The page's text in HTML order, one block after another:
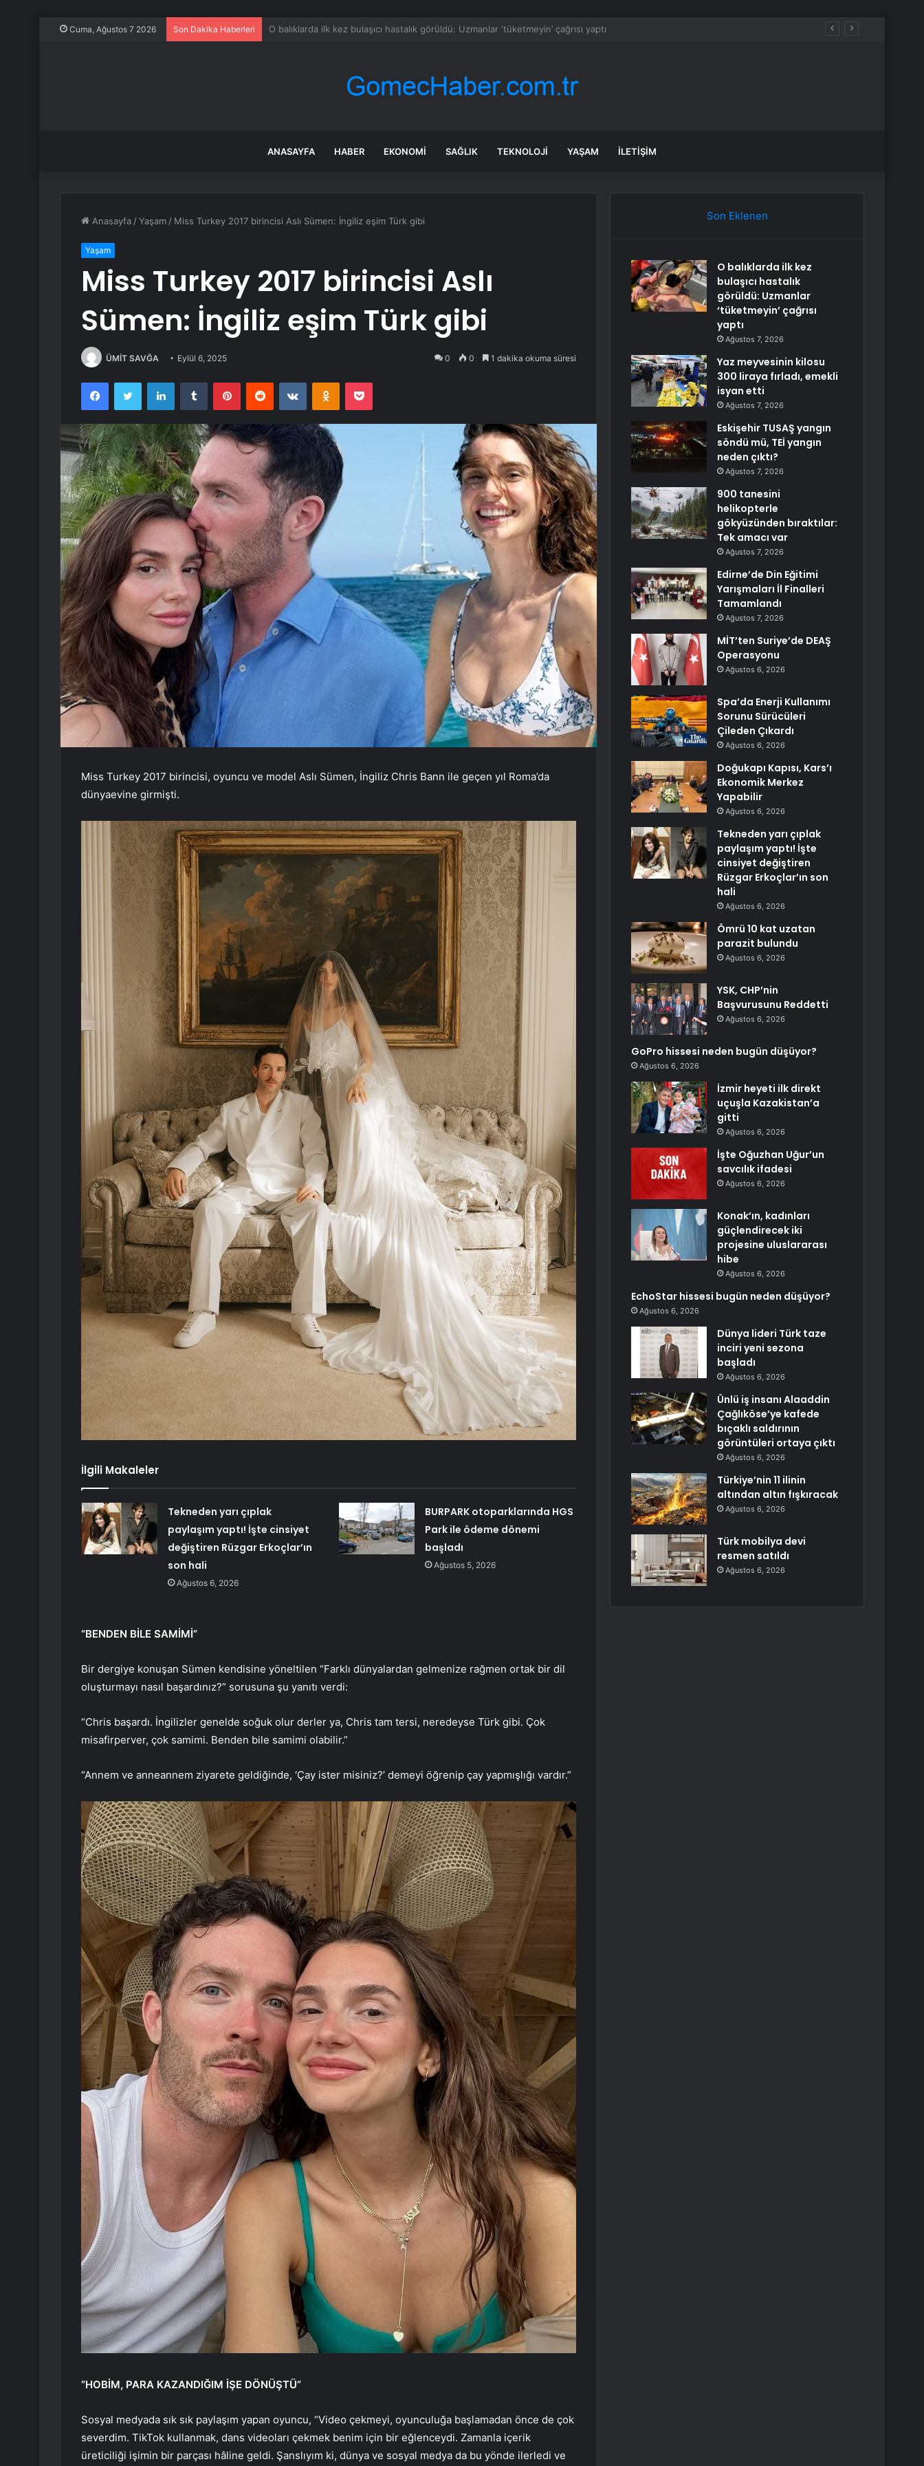
Cuma, Ağustos 7 2026 Son Dakika Haberleri Yaz meyvesinin kilosu 300 liraya fırladı, emekli isyan etti
ANASAYFA HABER EKONOMI SAĞLIK TEKNOLOJI YAŞAM İLETIŞIM
Anasayfa /Yaşam / Miss Turkey 2017 birincisi Aslı Sümen: İngiliz eşim Türk gibi
Yaşam
Miss Turkey 2017 birincisi Aslı
Sümen: İngiliz eşim Türk gibi
ÜMİT SAVĞA Eylül 6, 2025 0 0 1 dakika okuma süresi
FacebookTwitter LinkedInTumblr PinterestReddit VKontakteOdnoklassniki
Pocket
Miss Turkey 2017 birincisi, oyuncu ve model Aslı Sümen, İngiliz Chris Bann ile geçen yıl Roma’da
dünyaevine girmişti.
İlgili Makaleler
Tekneden yarı çıplak
paylaşım yaptı! İşte cinsiyet
değiştiren Rüzgar Erkoçlar’ın
son hali
Ağustos 6, 2026
BURPARK otoparklarında HGS
Park ile ödeme dönemi
başladı
Ağustos 5, 2026
“BENDEN BİLE SAMİMİ”
Bir dergiye konuşan Sümen kendisine yöneltilen “Farklı dünyalardan gelmenize rağmen ortak bir dil
oluşturmayı nasıl başardınız?” sorusuna şu yanıtı verdi:
“Chris başardı. İngilizler genelde soğuk olur derler ya, Chris tam tersi, neredeyse Türk gibi. Çok
misafirperver, çok samimi. Benden bile samimi olabilir.”
“Annem ve anneannem ziyarete geldiğinde, ‘Çay ister misiniz?’ demeyi öğrenip çay yapmışlığı vardır.”
“HOBİM, PARA KAZANDIĞIM İŞE DÖNÜŞTÜ”
Sosyal medyada sık sık paylaşım yapan oyuncu, “Video çekmeyi, oyunculuğa başlamadan önce de çok
severdim. TikTok kullanmak, dans videoları çekmek benim için bir eğlenceydi. Zamanla içerik
üreticiliği işimin bir parçası hâline geldi. Şanslıyım ki, dünya ve sosyal medya da bu yönde ilerledi ve
Son Eklenen
O balıklarda ilk kez
bulaşıcı hastalık
görüldü: Uzmanlar
‘tüketmeyin’ çağrısı
yaptı
Ağustos 7, 2026
Yaz meyvesinin kilosu
300 liraya fırladı, emekli
isyan etti
Ağustos 7, 2026
Eskişehir TUSAŞ yangın
söndü mü, TEİ yangın
neden çıktı?
Ağustos 7, 2026
900 tanesini
helikopterle
gökyüzünden bıraktılar:
Tek amacı var
Ağustos 7, 2026
Edirne’de Din Eğitimi
Yarışmaları İl Finalleri
Tamamlandı
Ağustos 7, 2026
MİT’ten Suriye’de DEAŞ
Operasyonu
Ağustos 6, 2026
Spa’da Enerji Kullanımı
Sorunu Sürücüleri
Çileden Çıkardı
Ağustos 6, 2026
Doğukapı Kapısı, Kars’ı
Ekonomik Merkez
Yapabilir
Ağustos 6, 2026
Tekneden yarı çıplak
paylaşım yaptı! İşte
cinsiyet değiştiren
Rüzgar Erkoçlar’ın son
hali
Ağustos 6, 2026
Ömrü 10 kat uzatan
parazit bulundu
Ağustos 6, 2026
YSK, CHP’nin
Başvurusunu Reddetti
Ağustos 6, 2026
GoPro hissesi neden bugün düşüyor?
Ağustos 6, 2026
İzmir heyeti ilk direkt
uçuşla Kazakistan’a
gitti
Ağustos 6, 2026
İşte Oğuzhan Uğur’un
savcılık ifadesi
Ağustos 6, 2026
Konak’ın, kadınları
güçlendirecek iki
projesine uluslararası
hibe
Ağustos 6, 2026
EchoStar hissesi bugün neden düşüyor?
Ağustos 6, 2026
Dünya lideri Türk taze
inciri yeni sezona
başladı
Ağustos 6, 2026
Ünlü iş insanı Alaaddin
Çağlıköse’ye kafede
bıçaklı saldırının
görüntüleri ortaya çıktı
Ağustos 6, 2026
Türkiye’nin 11 ilinin
altından altın fışkıracak
Ağustos 6, 2026
Türk mobilya devi
resmen satıldı
Ağustos 6, 2026